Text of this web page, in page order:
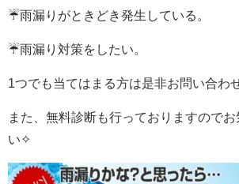
☔雨漏りがときどき発生している。
☔雨漏り対策をしたい。
1つでも当てはまる方は是非お問い合わ
また、無料診断も行っておりますのでお
い✧